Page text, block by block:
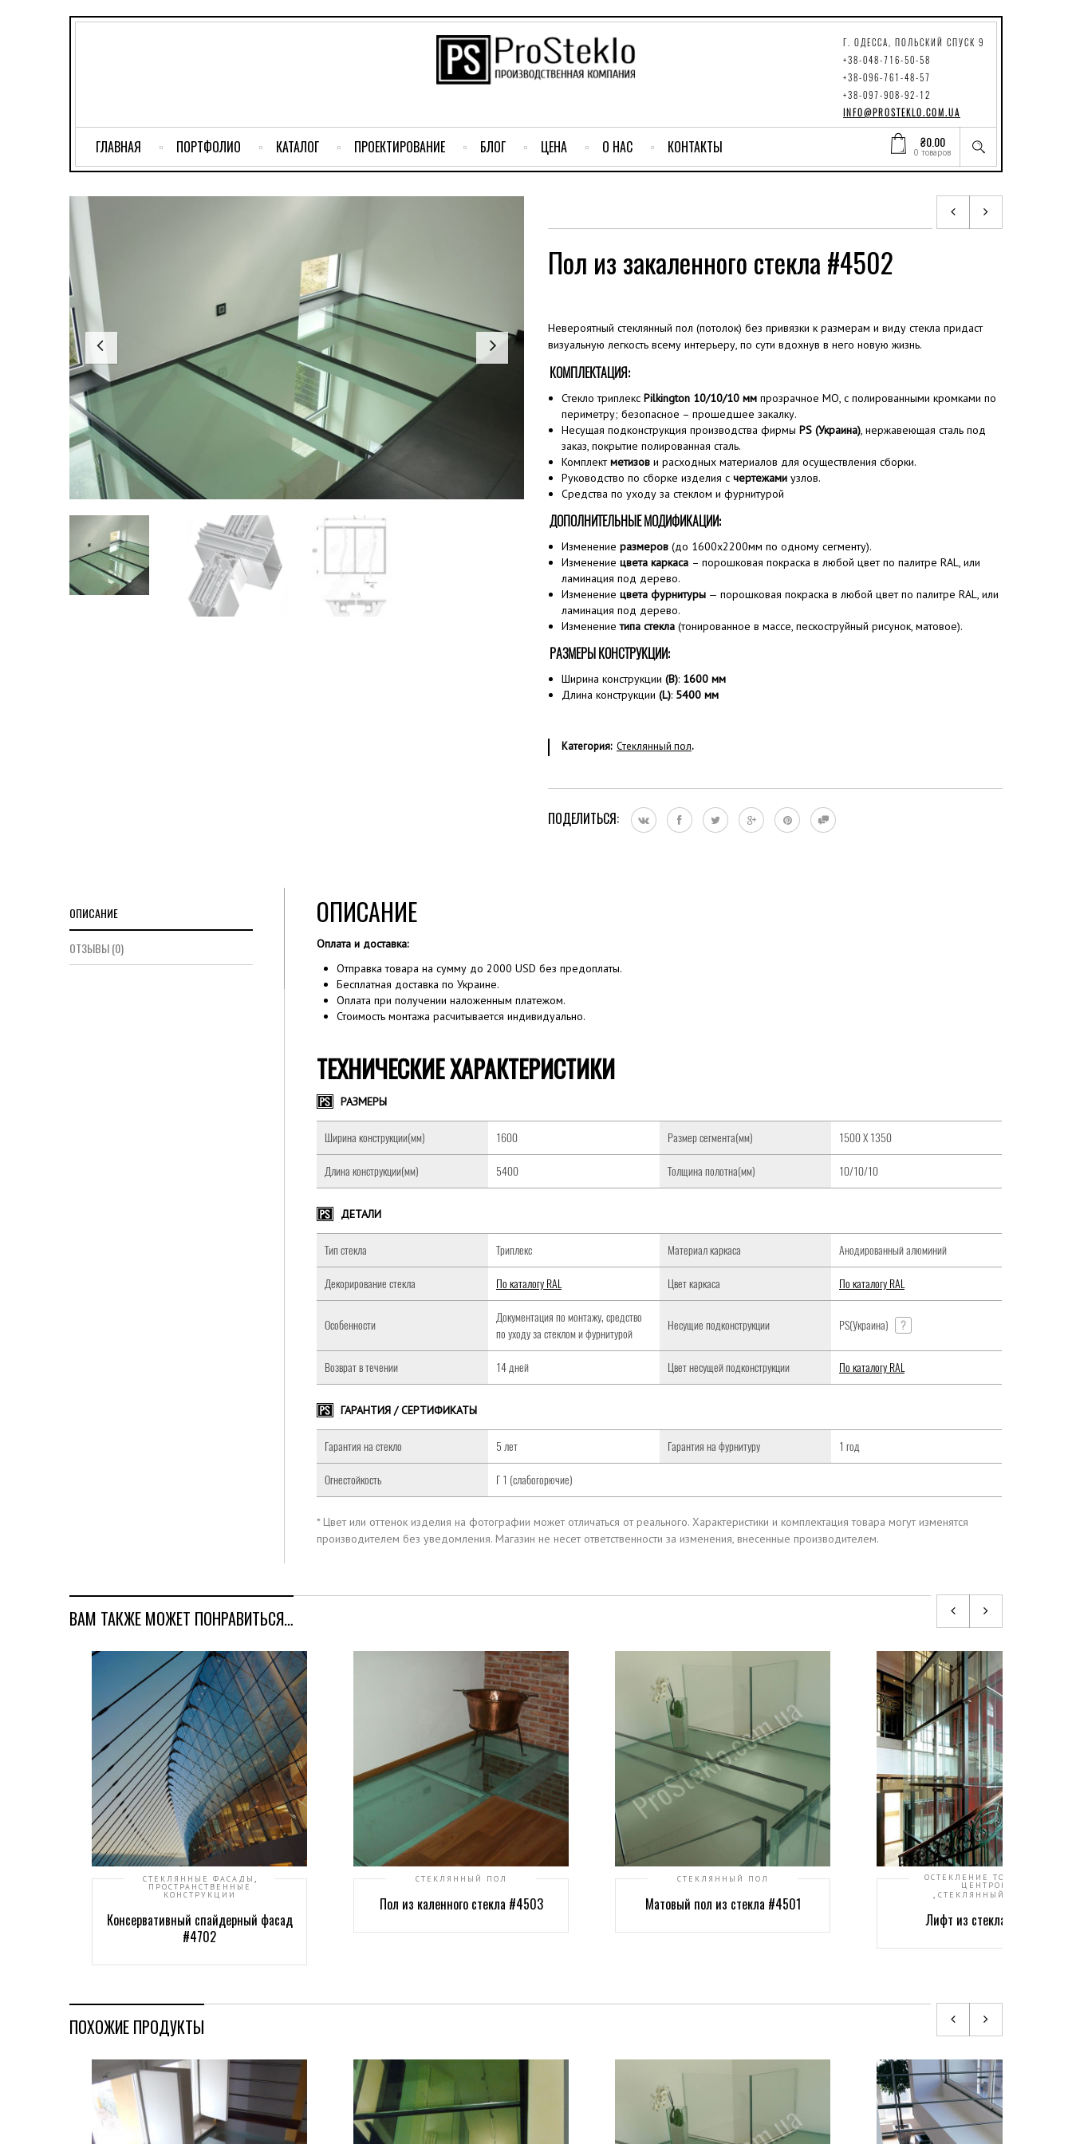
Г. ОДЕССА, ПОЛЬСКИЙ СПУСК 9
+38-048-716-50-58
+38-096-761-48-57
+38-097-908-92-12
INFO@PROSTEKLO.COM.UA
₴0.00
0 товаров
ГЛАВНАЯ ПОРТФОЛИО КАТАЛОГ ПРОЕКТИРОВАНИЕ БЛОГ ЦЕНА О НАС КОНТАКТЫ
Пол из закаленного стекла #4502
Невероятный стеклянный пол (потолок) без привязки к размерам и виду стекла придаст
визуальную легкость всему интерьеру, по сути вдохнув в него новую жизнь.
КОМПЛЕКТАЦИЯ:
Стекло триплекс Pilkington 10/10/10 мм прозрачное MO, с полированными кромками по
периметру; безопасное – прошедшее закалку.
Несущая подконструкция производства фирмы PS (Украина), нержавеющая сталь под
заказ, покрытие полированная сталь.
Комплектметизов и расходных материалов для осуществления сборки.
Руководство по сборке изделия с чертежами узлов.
Средства по уходу за стеклом и фурнитурой
ДОПОЛНИТЕЛЬНЫЕ МОДИФИКАЦИИ:
Изменение размеров (до 1600х2200мм по одному сегменту).
Изменение цвета каркаса – порошковая покраска в любой цвет по палитре RAL, или
ламинация под дерево.
Изменение цвета фурнитуры — порошковая покраска в любой цвет по палитре RAL, или
ламинация под дерево.
Изменениетипа стекла (тонированное в массе, пескоструйный рисунок, матовое).
РАЗМЕРЫ КОНСТРУКЦИИ:
Ширина конструкции (B): 1600 мм
Длина конструкции (L): 5400 мм
Категория: Стеклянный пол.
ПОДЕЛИТЬСЯ:
ОПИСАНИЕ
ОТЗЫВЫ (0)
ОПИСАНИЕ
Оплата и доставка:
Отправка товара на сумму до 2000 USD без предоплаты.
Бесплатная доставка по Украине.
Оплата при получении наложенным платежом.
Стоимость монтажа расчитывается индивидуально.
ТЕХНИЧЕСКИЕ ХАРАКТЕРИСТИКИ
РАЗМЕРЫ
Ширина конструкции(мм) 1600 Размер сегмента(мм) 1500 Х 1350
Длина конструкции(мм) 5400 Толщина полотна(мм) 10/10/10
ДЕТАЛИ
Тип стекла Триплекс Материал каркаса Анодированный алюминий
Декорирование стекла По каталогу RAL Цвет каркаса По каталогу RAL
Особенности
Документация по монтажу, средство
по уходу за стеклом и фурнитурой
Несущие подконструкции PS(Украина) ?
Возврат в течении 14 дней Цвет несущей подконструкции По каталогу RAL
ГАРАНТИЯ / СЕРТИФИКАТЫ
Гарантия на стекло 5 лет Гарантия на фурнитуру 1 год
Огнестойкость Г 1 (слабогорючие)
* Цвет или оттенок изделия на фотографии может отличаться от реального. Характеристики и комплектация товара могут изменятся
производителем без уведомления. Магазин не несет ответственности за изменения, внесенные производителем.
ВАМ ТАКЖЕ МОЖЕТ ПОНРАВИТЬСЯ…
СТЕКЛЯННЫЕ ФАСАДЫ ,
ПРОСТРАНСТВЕННЫЕ
КОНСТРУКЦИИ
Консервативный спайдерный фасад
#4702
СТЕКЛЯННЫЙ ПОЛ
Пол из каленного стекла #4503
СТЕКЛЯННЫЙ ПОЛ
Матовый пол из стекла #4501
ОСТЕКЛЕНИЕ ТОРГОВЫХ
ЦЕНТРОВ
, СТЕКЛЯННЫЙ ЛИФТ
Лифт из стекла #4202
ПОХОЖИЕ ПРОДУКТЫ